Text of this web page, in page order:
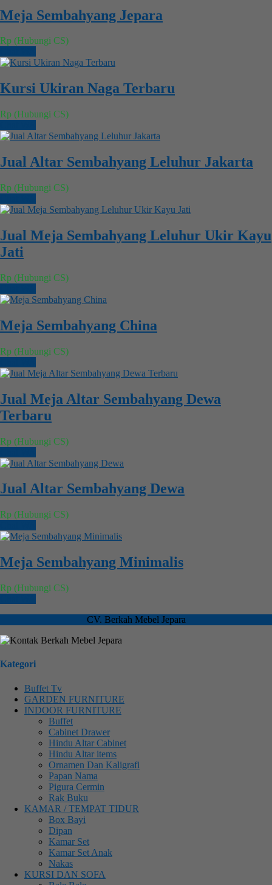
Meja Sembahyang Jepara
Rp (Hubungi CS)
Kursi Ukiran Naga Terbaru
Rp (Hubungi CS)
Jual Altar Sembahyang Leluhur Jakarta
Rp (Hubungi CS)
Jual Meja Sembahyang Leluhur Ukir Kayu
Jati
Rp (Hubungi CS)
Meja Sembahyang China
Rp (Hubungi CS)
Jual Meja Altar Sembahyang Dewa
Terbaru
Rp (Hubungi CS)
Jual Altar Sembahyang Dewa
Rp (Hubungi CS)
Meja Sembahyang Minimalis
Rp (Hubungi CS)
CV. Berkah Mebel Jepara
Kategori
Buffet Tv
GARDEN FURNITURE
INDOOR FURNITURE
Buffet
Cabinet Drawer
Hindu Altar Cabinet
Hindu Altar items
Ornamen Dan Kaligrafi
Papan Nama
Pigura Cermin
Rak Buku
KAMAR / TEMPAT TIDUR
Box Bayi
Dipan
Kamar Set
Kamar Set Anak
Nakas
KURSI DAN SOFA